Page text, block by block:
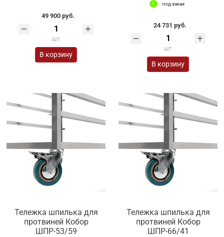
49 900 руб.
шт
В корзину
под заказ
24 731 руб.
шт
В корзину
Тележка шпилька для
протвиней Кобор
ШПР-53/59
Тележка шпилька для
протвиней Кобор
ШПР-66/41